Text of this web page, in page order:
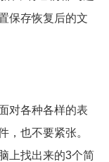
保存恢复后的文
对各种各样的表
，也不要紧张。
上找出来的3个简